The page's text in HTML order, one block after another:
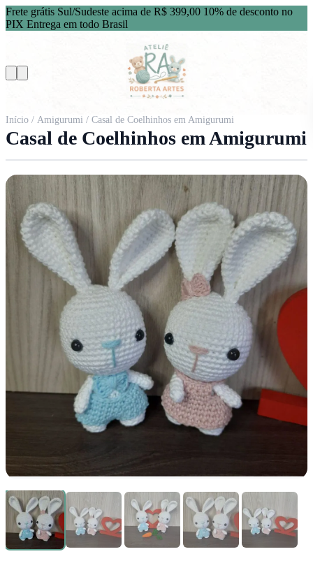
Frete grátis Sul/Sudeste acima de R$ 399,00 10% de desconto no
PIX Entrega em todo Brasil
Início / Amigurumi / Casal de Coelhinhos em Amigurumi
Casal de Coelhinhos em Amigurumi